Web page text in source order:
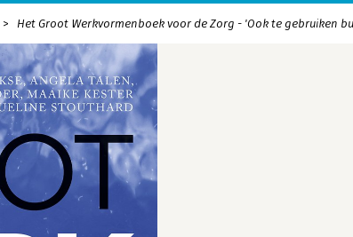
Het Groot Werkvormenboek voor de Zorg - 'Ook te gebruiken